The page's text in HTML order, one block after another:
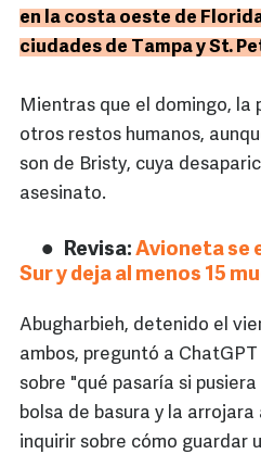
en la costa oeste de
ciudades de Tampa y St.
Mientras que el domingo, la
otros restos humanos,
son de Bristy, cuya
asesinato.
Revisa: Avioneta se
Sur y deja al menos 15
Abugharbieh, detenido el
ambos, preguntó a
sobre "qué pasaría si
bolsa de basura y la
inquirir sobre cómo guardar